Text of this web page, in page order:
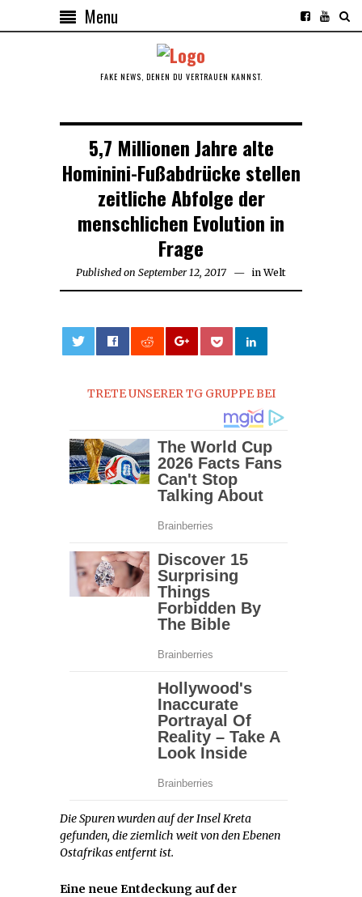
Menu
FAKE NEWS, DENEN DU VERTRAUEN KANNST.
5,7 Millionen Jahre alte
Hominini-Fußabdrücke stellen
zeitliche Abfolge der
menschlichen Evolution in
Frage
Published on September 12, 2017 in Welt
TRETE UNSERER TG GRUPPE BEI
Die Spuren wurden auf der Insel Kreta
gefunden, die ziemlich weit von den Ebenen
Ostafrikas entfernt ist.
Eine neue Entdeckung auf der